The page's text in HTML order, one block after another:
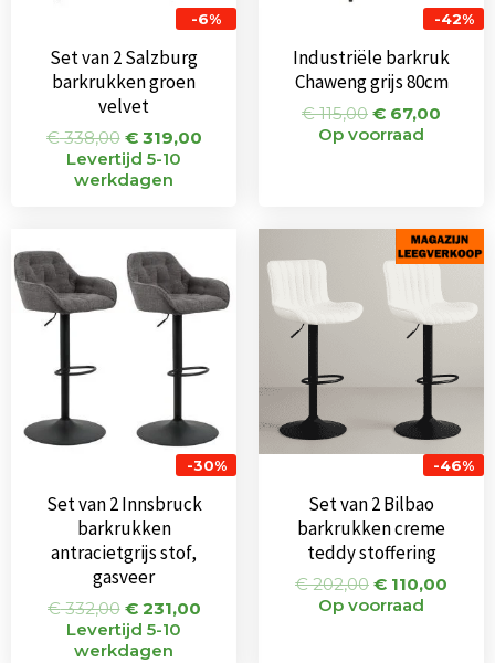
-6%
Set van 2 Salzburg
barkrukken groen
velvet
€338,00 €319,00
Levertijd 5-10
werkdagen
-42%
Industriële barkruk
Chaweng grijs 80cm
€115,00 € 67,00
Op voorraad
-30%
Set van 2 Innsbruck
barkrukken
antracietgrijs stof,
gasveer
€332,00
prijs
was:
€ 332,00.
€231,00
is:
€ 231,00.
Levertijd 5-10
werkdagen
-46%
Set van 2 Bilbao
barkrukken creme
teddy stoffering
€202,00
prijs
was:
€ 202,00.
€ 110,00
prijs
€
Op voorraad